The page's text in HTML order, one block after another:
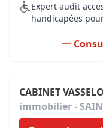
Expert audit
handicapées
CABINET
immobilier -